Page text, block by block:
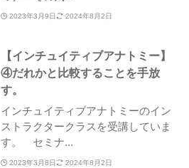
2023年3月9日 2024年8月2日
【インチュイティブアナトミー】
④だれかと比較することを手放
す。
インチュイティブアナトミーのイン
ストラクタークラスを受講していま
す。 セミナ...
2023年3月8日 2024年8月2日